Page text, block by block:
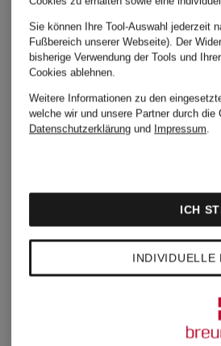
Alberto
Sie können Ihre Tool-Auswahl jederzeit
Fußbereich unserer Webseite). Der
bisherige Verwendung der Tools und
Cookies ablehnen.
Weitere Informationen zu den
welche wir und unsere Partner durch
Datenschutzerklärung und Impressum.
INDIVIDUELLE
ICH